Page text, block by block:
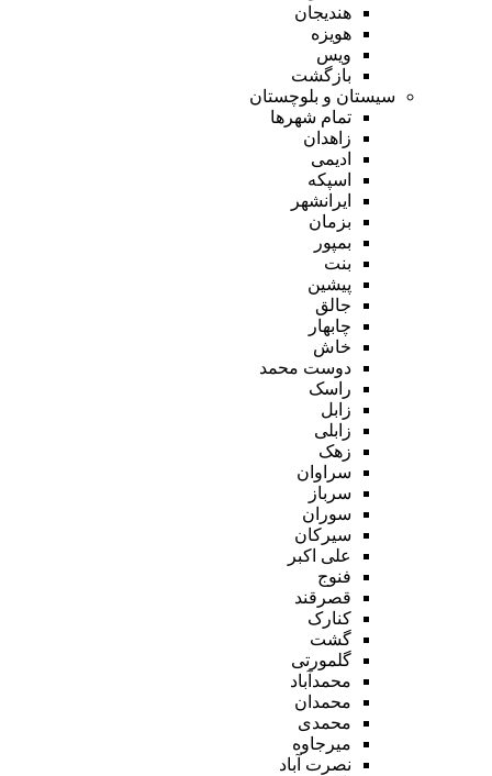
هندیجان
هویزه
ویس
بازگشت
سیستان و بلوچستان
تمام شهر‌ها
زاهدان
ادیمی
اسپکه
ایرانشهر
بزمان
بمپور
بنت
پیشین
جالق
چابهار
خاش
دوست محمد
راسک
زابل
زابلی
زهک
سراوان
سرباز
سوران
سیرکان
علی اکبر
فنوج
قصرقند
کنارک
گشت
گلمورتی
محمدآباد
محمدان
محمدی
میرجاوه
نصرت آباد